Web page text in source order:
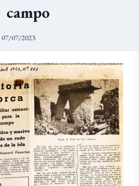
campo
07/07/2023